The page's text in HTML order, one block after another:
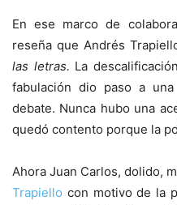
En ese marco de
reseña que Andrés
las letras. La
fabulación dio paso a
debate. Nunca hubo una
quedó contento porque la
Ahora Juan Carlos, dolido,
Trapiello con motivo de la